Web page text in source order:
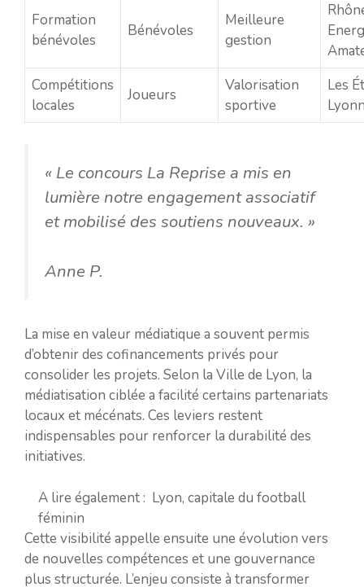
Formation
bénévoles
Bénévoles
Meilleure
gestion
Compétitions
locales
Joueurs
Valorisation
sportive
Les
« Le concours La Reprise a mis en
lumière notre engagement associatif
et mobilisé des soutiens nouveaux. »
Anne P.
La mise en valeur médiatique a souvent permis
d’obtenir des cofinancements privés pour
consolider les projets. Selon la Ville de Lyon, la
médiatisation ciblée a facilité certains partenariats
locaux et mécénats. Ces leviers restent
indispensables pour renforcer la durabilité des
initiatives.
A lire également : Lyon, capitale du football
féminin
Cette visibilité appelle ensuite une évolution vers
de nouvelles compétences et une gouvernance
plus structurée. L’enjeu consiste à transformer